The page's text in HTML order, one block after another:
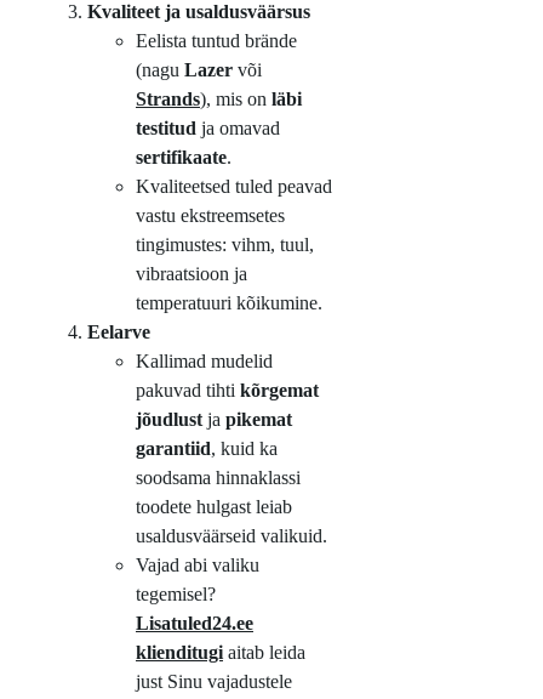
Kvaliteet ja usaldusväärsus
Eelista tuntud brände
(nagu Lazer või
Strands), mis on läbi
testitud ja omavad
sertifikaate.
Kvaliteetsed tuled peavad
vastu ekstreemsetes
tingimustes: vihm, tuul,
vibraatsioon ja
temperatuuri kõikumine.
Eelarve
Kallimad mudelid
pakuvad tihti kõrgemat
jõudlustja pikemat
garantiid, kuid ka
soodsama hinnaklassi
toodete hulgast leiab
usaldusväärseid valikuid.
Vajad abi valiku
tegemisel?
Lisatuled24.ee
klienditugiaitab leida
just Sinu vajadustele